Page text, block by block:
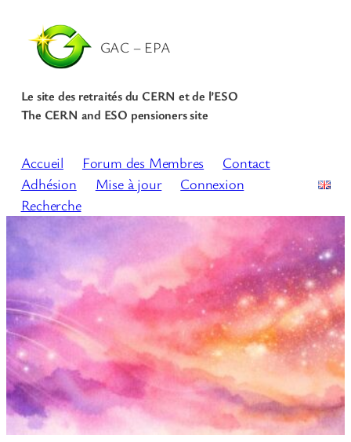
GAC – EPA
Le site des retraités du CERN et de l’ESO
The CERN and ESO pensioners site
Accueil Forum des Membres
Contact
Adhésion
Mise à jour
Connexion
Recherche